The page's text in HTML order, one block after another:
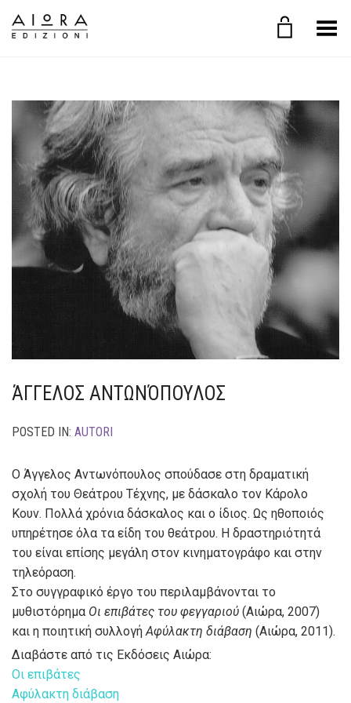
Toggle Menu
ΆΓΓΕΛΟΣ ΑΝΤΩΝΌΠΟΥΛΟΣ
POSTED IN: AUTORI
Ο Άγγελος Αντωνόπουλος σπούδασε στη δραματική
σχολή του Θεάτρου Τέχνης, με δάσκαλο τον Κάρολο
Κουν. Πολλά χρόνια δάσκαλος και ο ίδιος. Ως ηθοποιός
υπηρέτησε όλα τα είδη του θεάτρου. Η δραστηριότητά
του είναι επίσης μεγάλη στον κινηματογράφο και στην
τηλεόραση.
Στο συγγραφικό έργο του περιλαμβάνονται το
μυθιστόρημα Οι επιβάτες του φεγγαριού (Αιώρα, 2007)
και η ποιητική συλλογήΑφύλακτη διάβαση (Αιώρα, 2011).
Διαβάστε από τις Εκδόσεις Αιώρα:
Οι επιβάτες
Αφύλακτη διάβαση